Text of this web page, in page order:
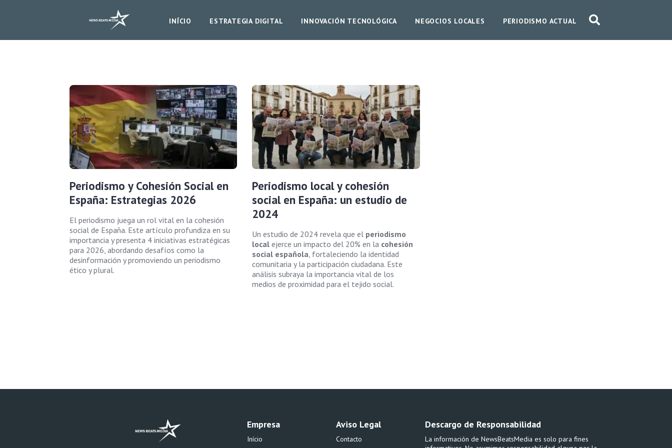
INÍCIO ESTRATEGIA DIGITAL INNOVACIÓN TECNOLÓGICA NEGOCIOS LOCALES PERIODISMO ACTUAL
Periodismo y Cohesión Social en
España: Estrategias 2026
El periodismo juega un rol vital en la cohesión
social de España. Este artículo profundiza en su
importancia y presenta 4 iniciativas estratégicas
para 2026, abordando desafíos como la
desinformación y promoviendo un periodismo
ético y plural.
Periodismo local y cohesión
social en España: un estudio de
2024
Un estudio de 2024 revela que el periodismo
local ejerce un impacto del 20% en la cohesión
social española , fortaleciendo la identidad
comunitaria y la participación ciudadana. Este
análisis subraya la importancia vital de los
medios de proximidad para el tejido social.
Empresa
Início
Aviso Legal
Contacto
Descargo de Responsabilidad
La información de NewsBeatsMedia es solo para fines